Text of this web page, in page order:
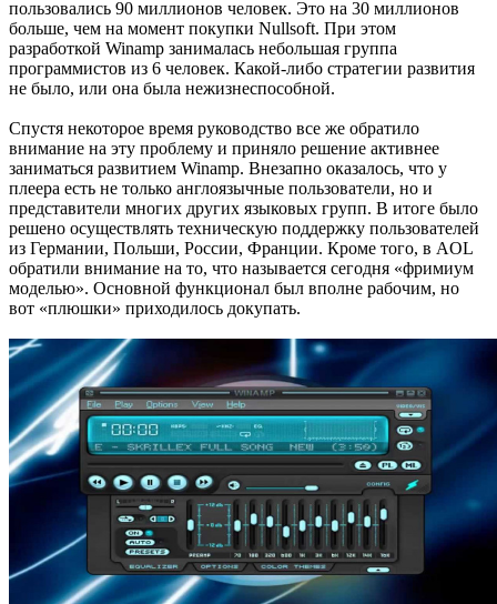
пользовались 90 миллионов человек. Это на 30 миллионов
больше, чем на момент покупки Nullsoft. При этом
разработкой Winamp занималась небольшая группа
программистов из 6 человек. Какой-либо стратегии развития
не было, или она была нежизнеспособной.
Спустя некоторое время руководство все же обратило
внимание на эту проблему и приняло решение активнее
заниматься развитием Winamp. Внезапно оказалось, что у
плеера есть не только англоязычные пользователи, но и
представители многих других языковых групп. В итоге было
решено осуществлять техническую поддержку пользователей
из Германии, Польши, России, Франции. Кроме того, в AOL
обратили внимание на то, что называется сегодня «фримиум
моделью». Основной функционал был вполне рабочим, но
вот «плюшки» приходилось докупать.